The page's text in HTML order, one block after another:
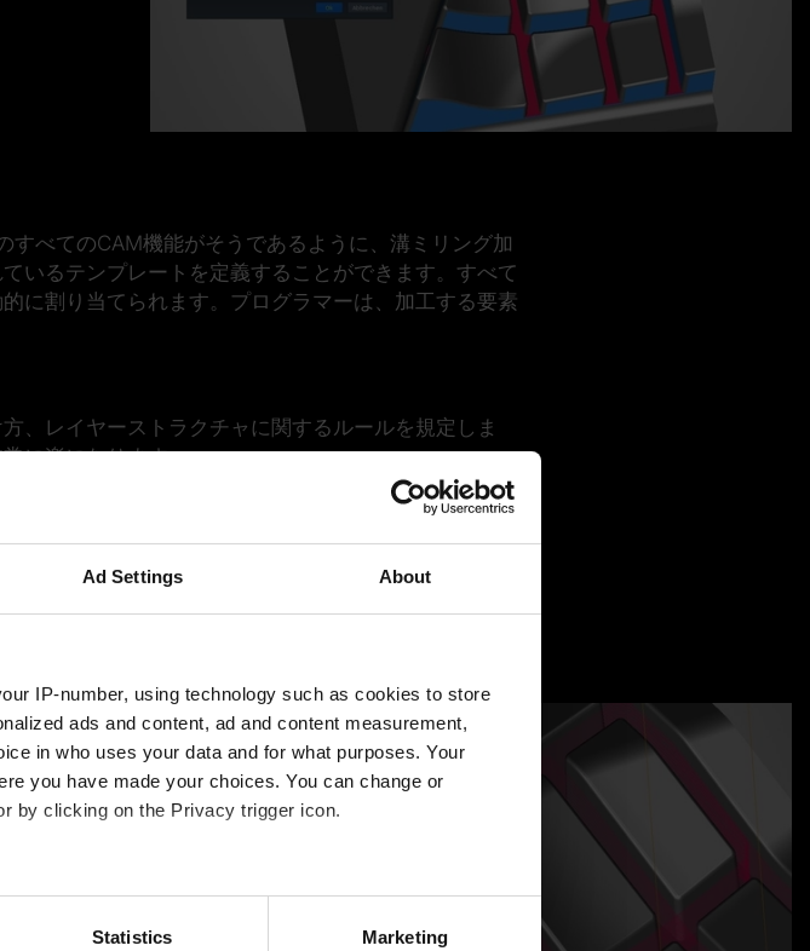
Ad Settings About
IP-number, using technology such as cookies to store
ads and content, ad and content measurement,
in who uses your data and for what purposes. Your
you have made your choices. You can change or
by clicking on the Privacy trigger icon.
can be accurate to within several meters
(fingerprinting)
Statistics Marketing
べてのCAM機能がそうであるように、溝ミリング加
いるテンプレートを定義することができます。すべて
に割り当てられます。プログラマーは、加工する要素
、レイヤーストラクチャに関するルールを規定しま
に楽になります。
行うもので、TebisのすべてのCAM機能と自由に組
なにもありません。機能自体には、さまざまなストラ
ッケージ金型および鋳型製造分野プレミアムおよび機
り込みに
ている場
に最適な